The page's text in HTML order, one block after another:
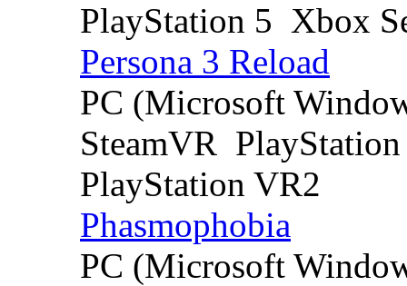
PlayStation 5 Xbox
Persona 3 Reload
PC (Microsoft
SteamVR
PlayStation VR2
Phasmophobia
PC (Microsoft